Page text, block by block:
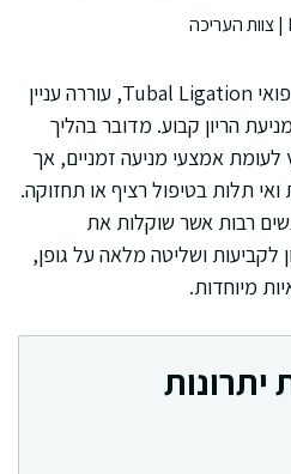
קשירת חצוצרות, או בשמה הרפואי Tubal Ligation, עוררה עניין
הריון קבוע. מדובר בהליך
לעומת אמצעי מניעה זמניים, אך
תלות בטיפול רציף או תחזוקה.
רבות אשר שוקלות את
לקביעות ושליטה מלאה על גופן,
מיוחדות.
יתרונות